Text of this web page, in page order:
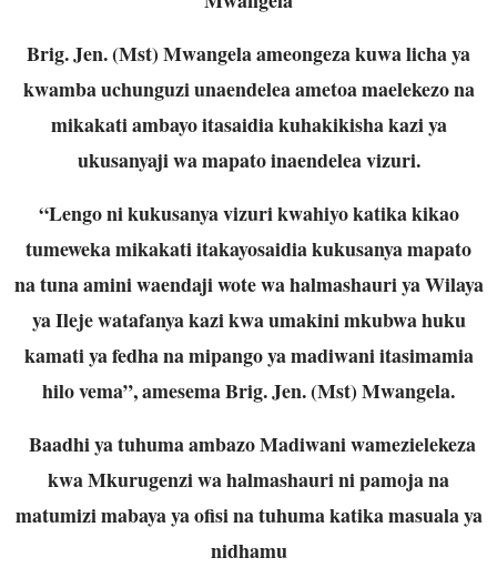
Brig. Jen. (Mst) Mwangela ameongeza kuwa licha ya
kwamba uchunguzi unaendelea ametoa maelekezo na
mikakati ambayo itasaidia kuhakikisha kazi ya
ukusanyaji wa mapato inaendelea vizuri.
“Lengo ni kukusanya vizuri kwahiyo katika kikao
tumeweka mikakati itakayosaidia kukusanya mapato
na tuna amini waendaji wote wa halmashauri ya Wilaya
ya Ileje watafanya kazi kwa umakini mkubwa huku
kamati ya fedha na mipango ya madiwani itasimamia
hilo vema”, amesema Brig. Jen. (Mst) Mwangela.
Baadhi ya tuhuma ambazo Madiwani wamezielekeza
kwa Mkurugenzi wa halmashauri ni pamoja na
matumizi mabaya ya ofisi na tuhuma katika masuala ya
nidhamu